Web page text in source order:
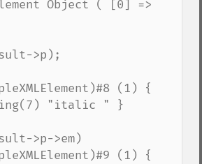
Object ( [0] =>
>p);
(1) {
"italic " }
>p->em)
(1) {